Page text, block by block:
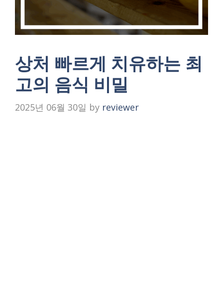
상처 빠르게 치유하는 최
고의 음식 비밀
2025년 06월 30일 by reviewer